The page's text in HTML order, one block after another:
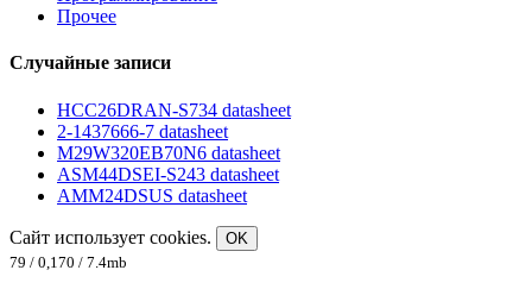
Прочее
Случайные записи
HCC26DRAN-S734 datasheet
2-1437666-7 datasheet
M29W320EB70N6 datasheet
ASM44DSEI-S243 datasheet
AMM24DSUS datasheet
Сайт использует cookies.
OK
79 / 0,170 / 7.4mb